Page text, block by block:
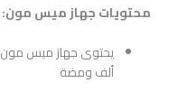
محتويات جهاز ميس مون:
ألف ومضة